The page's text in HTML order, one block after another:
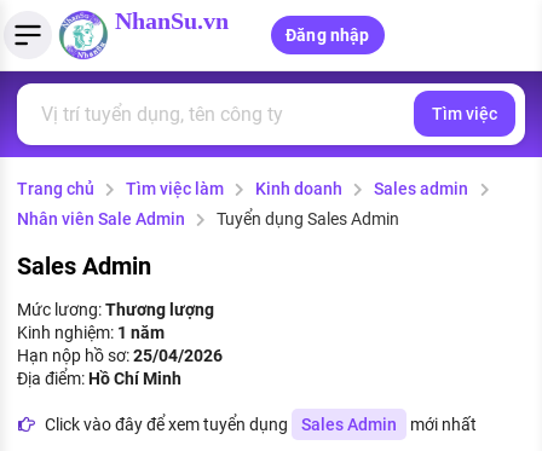
NhanSu.vn
Đăng nhập
Tìm việc làm
Việc làm ngành luật
Việc làm tốt nhất
CÔNG TY
Danh sách nhà tuyển dụng
Quản lý CV
Tải CV lên
MẪU CV THEO STYLE
Mẫu CV đơn giản
Mẫu CV hiện đại
Tính lương Gross - Net
Tính thuế thu nhập cá nhân
PHÁP LUẬT VIỆT NAM
Văn bản pháp luật
Chính sách mới
PHÁP LUẬT LAO ĐỘNG
Lao động và tiền lương
Bảo hiểm và phúc lợi
Thuế thu nhập
Tìm việc
Trang chủ Tìm việc làm Kinh doanh
Sales admin
Nhân viên Sale Admin
Tuyển dụng Sales Admin
Sales Admin
Mức lương:Thương lượng
Kinh nghiệm: 1 năm
Hạn nộp hồ sơ:25/04/2026
Địa điểm:Hồ Chí Minh
Click vào đây để xem tuyển dụng Sales Admin mới nhất